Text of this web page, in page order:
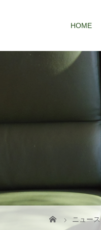
HOME
ニュース